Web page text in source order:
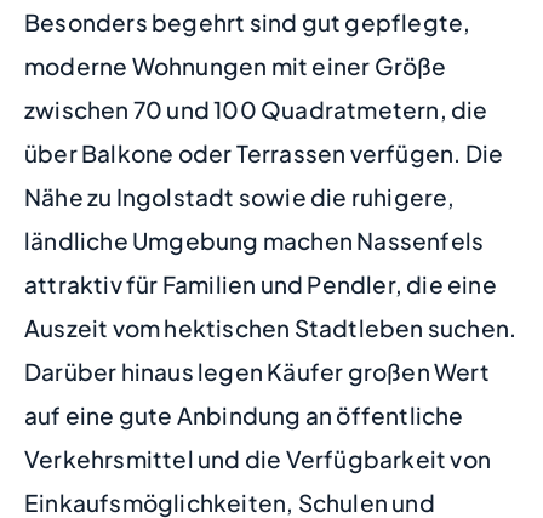
Besonders begehrt sind gut gepflegte,
moderne Wohnungen mit einer Größe
zwischen 70 und 100 Quadratmetern, die
über Balkone oder Terrassen verfügen. Die
Nähe zu Ingolstadt sowie die ruhigere,
ländliche Umgebung machen Nassenfels
attraktiv für Familien und Pendler, die eine
Auszeit vom hektischen Stadtleben suchen.
Darüber hinaus legen Käufer großen Wert
auf eine gute Anbindung an öffentliche
Verkehrsmittel und die Verfügbarkeit von
Einkaufsmöglichkeiten, Schulen und